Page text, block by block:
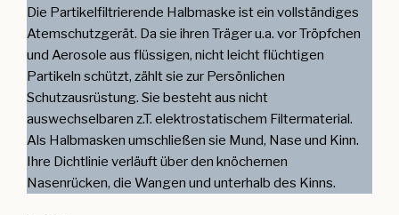
Die Partikelfiltrierende Halbmaske ist ein vollständiges
Atemschutzgerät. Da sie ihren Träger u.a. vor Tröpfchen
und Aerosole aus flüssigen, nicht leicht flüchtigen
Partikeln schützt, zählt sie zur Persönlichen
Schutzausrüstung. Sie besteht aus nicht
auswechselbaren z.T. elektrostatischem Filtermaterial.
Als Halbmasken umschließen sie Mund, Nase und Kinn.
Ihre Dichtlinie verläuft über den knöchernen
Nasenrücken, die Wangen und unterhalb des Kinns.